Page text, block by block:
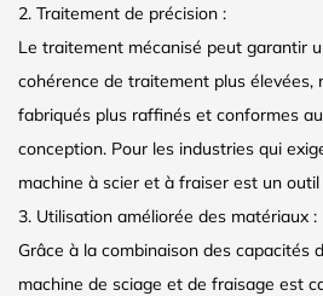
2. Traitement de précision :
Le traitement mécanisé peut garantir
cohérence de traitement plus élevées,
fabriqués plus raffinés et conformes
conception. Pour les industries qui
machine à scier et à fraiser est un
3. Utilisation améliorée des matériaux :
Grâce à la combinaison des capacités
machine de sciage et de fraisage est